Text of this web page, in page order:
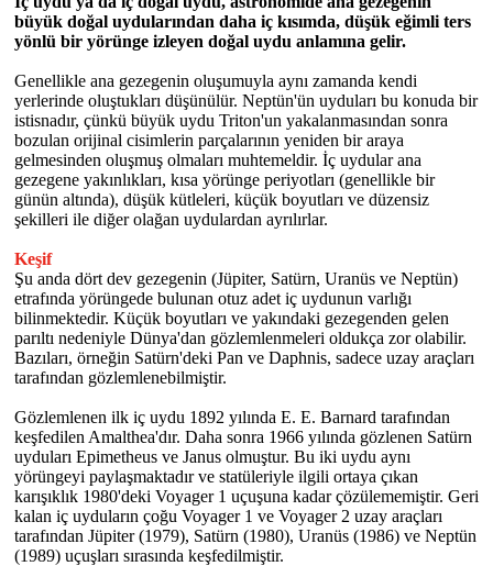
büyük doğal uydularından daha iç kısımda, düşük eğimli ters
yönlü bir yörünge izleyen doğal uydu anlamına gelir.
Genellikle ana gezegenin oluşumuyla aynı zamanda kendi
yerlerinde oluştukları düşünülür. Neptün'ün uyduları bu konuda bir
istisnadır, çünkü büyük uydu Triton'un yakalanmasından sonra
bozulan orijinal cisimlerin parçalarının yeniden bir araya
gelmesinden oluşmuş olmaları muhtemeldir. İç uydular ana
gezegene yakınlıkları, kısa yörünge periyotları (genellikle bir
günün altında), düşük kütleleri, küçük boyutları ve düzensiz
şekilleri ile diğer olağan uydulardan ayrılırlar.
Keşif
Şu anda dört dev gezegenin (Jüpiter, Satürn, Uranüs ve Neptün)
etrafında yörüngede bulunan otuz adet iç uydunun varlığı
bilinmektedir. Küçük boyutları ve yakındaki gezegenden gelen
parıltı nedeniyle Dünya'dan gözlemlenmeleri oldukça zor olabilir.
Bazıları, örneğin Satürn'deki Pan ve Daphnis, sadece uzay araçları
tarafından gözlemlenebilmiştir.
Gözlemlenen ilk iç uydu 1892 yılında E. E. Barnard tarafından
keşfedilen Amalthea'dır. Daha sonra 1966 yılında gözlenen Satürn
uyduları Epimetheus ve Janus olmuştur. Bu iki uydu aynı
yörüngeyi paylaşmaktadır ve statüleriyle ilgili ortaya çıkan
karışıklık 1980'deki Voyager 1 uçuşuna kadar çözülememiştir. Geri
kalan iç uyduların çoğu Voyager 1 ve Voyager 2 uzay araçları
tarafından Jüpiter (1979), Satürn (1980), Uranüs (1986) ve Neptün
(1989) uçuşları sırasında keşfedilmiştir.